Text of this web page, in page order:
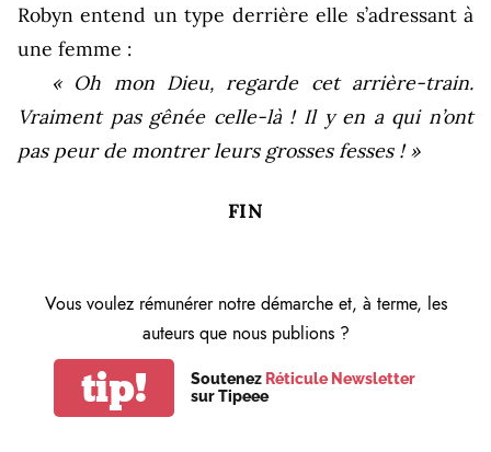
Robyn entend un type derrière elle s’adressant à
une femme :
« Oh mon Dieu, regarde cet arrière-train.
Vraiment pas gênée celle-là ! Il y en a qui n’ont
pas peur de montrer leurs grosses fesses ! »
FIN
Vous voulez rémunérer notre démarche et, à terme, les
auteurs que nous publions ?
tip! Soutenez Réticule Newsletter
sur Tipeee